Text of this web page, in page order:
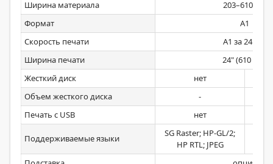
Ширина материала
203–610 мм
Формат
A1
Скорость печати
A1 за 24 сек
Ширина печати
24" (610 мм)
Жесткий диск
нет
Объем жесткого диска
-
Печать с USB
нет
Поддерживаемые языки
SG Raster; HP-GL/2;
HP RTL; JPEG